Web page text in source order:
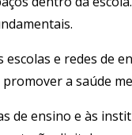
escolas e redes de
a saúde
de ensino e às